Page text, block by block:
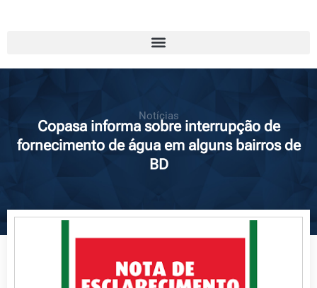
Notícias
Copasa informa sobre interrupção de
fornecimento de água em alguns bairros de
BD